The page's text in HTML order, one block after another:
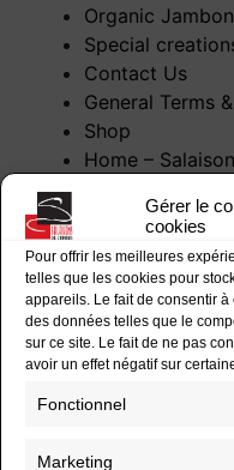
Gérer le
cookies
Pour offrir les meilleures
telles que les cookies pour
appareils. Le fait de consentir
des données telles que le
sur ce site. Le fait de ne pas
avoir un effet négatif sur
Fonctionnel
Marketing
Organic
Special
Contact Us
General Terms
Shop
Home –
Who are we ?